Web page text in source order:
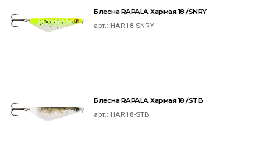
Блесна RAPALA Хармая 18 /SNRY
арт.: HAR18-SNRY
Блесна RAPALA Хармая 18 /STB
арт.: HAR18-STB